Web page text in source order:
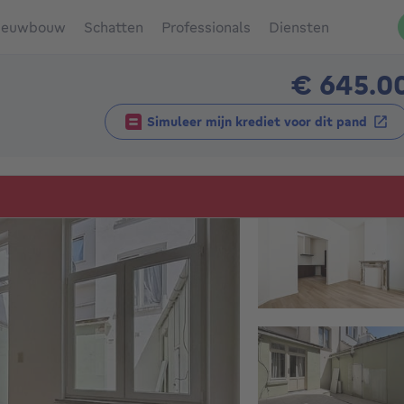
Schatten Professionals Diensten
€
Simuleer mijn krediet voor dit pand